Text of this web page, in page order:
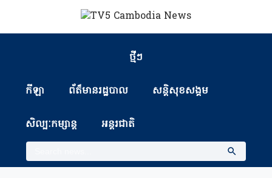
ថ្មីៗ
កីឡា ព័ត៏មានរដ្ឋបាល សន្តិសុខសង្គម
សិល្បៈកម្សាន្ត អន្តរជាតិ